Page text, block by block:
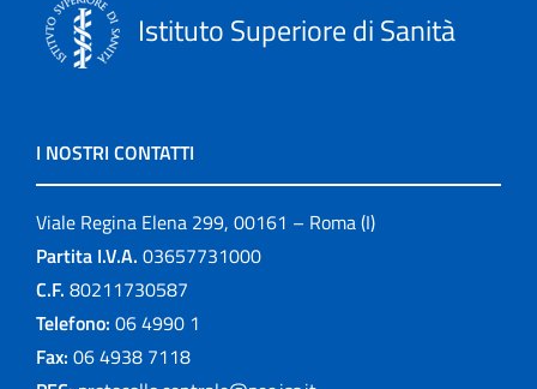
Istituto Superiore di Sanità
I NOSTRI CONTATTI
Viale Regina Elena 299, 00161 – Roma (I)
Partita I.V.A. 03657731000
C.F. 80211730587
Telefono: 06 4990 1
Fax: 06 4938 7118